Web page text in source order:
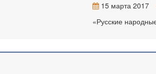
15 марта 2017
«Русские